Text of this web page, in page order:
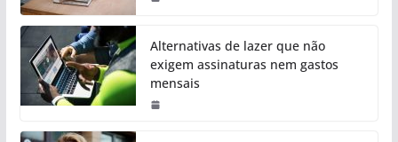
Alternativas de lazer que não
exigem assinaturas nem gastos
mensais